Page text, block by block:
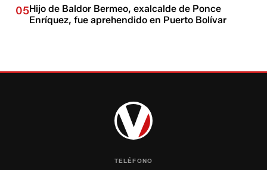
05Hijo de Baldor Bermeo, exalcalde de Ponce
Enríquez, fue aprehendido en Puerto Bolívar
TELÉFONO